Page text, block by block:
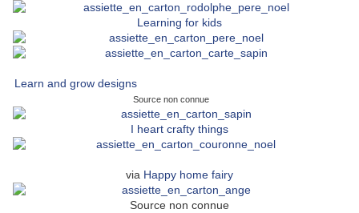
Learning for kids
Learn and grow designs
Source non connue
I heart crafty things
via Happy home fairy
Source non connue